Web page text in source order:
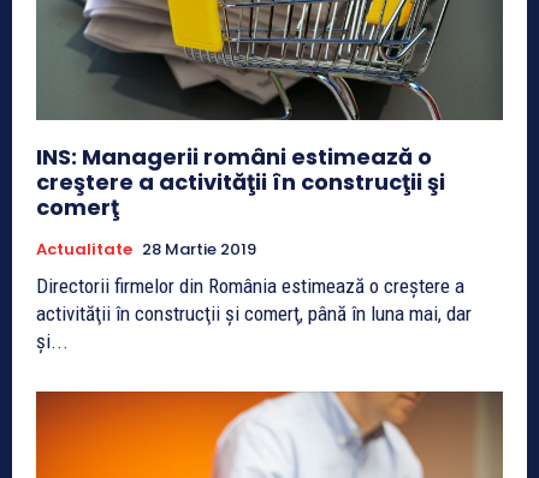
INS: Managerii români estimează o
creştere a activităţii în construcţii şi
comerţ
Actualitate 28 Martie 2019
Directorii firmelor din România estimează o creştere a
activităţii în construcţii şi comerţ, până în luna mai, dar
şi...